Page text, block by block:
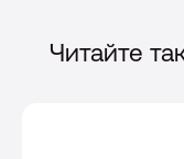
Читайте